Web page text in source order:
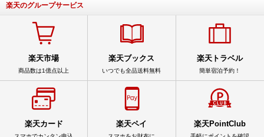
楽天のグループサービス
楽天市場
商品数は1億点以上
楽天ブックス
いつでも全品送料無料
楽天トラベル
簡単宿泊予約！
楽天カード 楽天ペイ 楽天PointClub